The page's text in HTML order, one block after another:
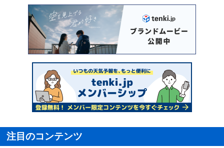
注目のコンテンツ